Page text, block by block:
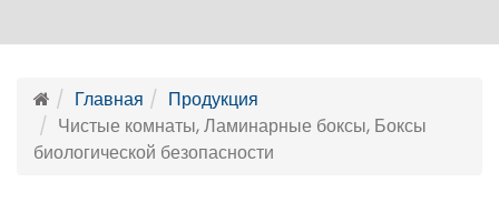
Главная
Продукция
Чистые комнаты, Ламинарные боксы, Боксы
биологической безопасности